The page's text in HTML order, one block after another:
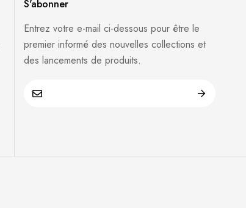
S'abonner
Entrez votre e-mail ci-dessous pour être le
premier informé des nouvelles collections et
des lancements de produits.